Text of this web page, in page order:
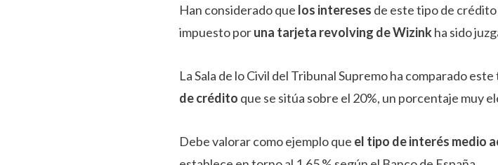
Han considerado que los intereses de este tipo de crédito
impuesto poruna tarjeta revolving de Wizinkha sido
La Sala de lo Civil del Tribunal Supremo ha comparado
de crédito que se sitúa sobre el 20%, un porcentaje muy
Debe valorar como ejemplo que el tipo de interés medio